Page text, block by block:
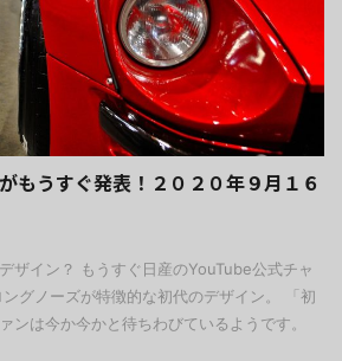
もうすぐ発表！２０２０年９月１６
ザイン？ もうすぐ日産のYouTube公式チャ
グノーズが特徴的な初代のデザイン。 「初
ンは今か今かと待ちわびているようです。